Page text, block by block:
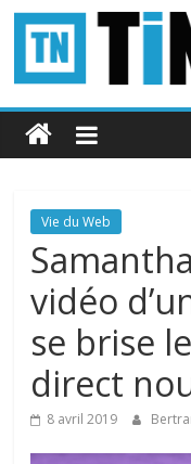
Passer
contenu
Le
belge
connecté
Vie du Web
vidéo
se brise
direct
8 avril 2019